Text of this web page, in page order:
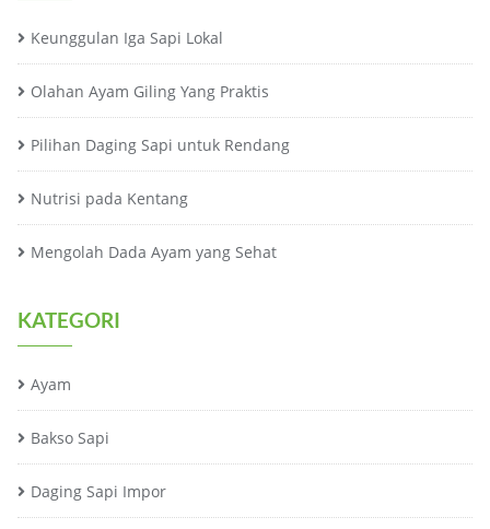
Keunggulan Iga Sapi Lokal
Olahan Ayam Giling Yang Praktis
Pilihan Daging Sapi untuk Rendang
Nutrisi pada Kentang
Mengolah Dada Ayam yang Sehat
KATEGORI
Ayam
Bakso Sapi
Daging Sapi Impor